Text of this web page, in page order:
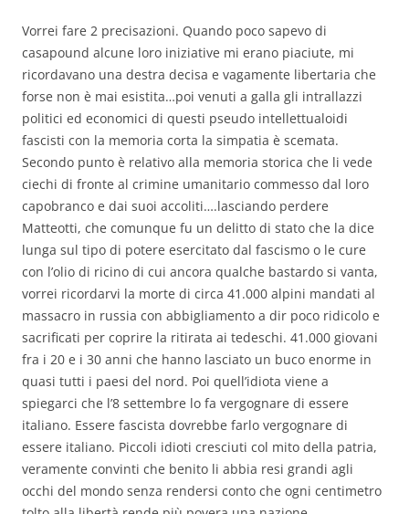
Vorrei fare 2 precisazioni. Quando poco sapevo di
casapound alcune loro iniziative mi erano piaciute, mi
ricordavano una destra decisa e vagamente libertaria che
forse non è mai esistita…poi venuti a galla gli intrallazzi
politici ed economici di questi pseudo intellettualoidi
fascisti con la memoria corta la simpatia è scemata.
Secondo punto è relativo alla memoria storica che li vede
ciechi di fronte al crimine umanitario commesso dal loro
capobranco e dai suoi accoliti….lasciando perdere
Matteotti, che comunque fu un delitto di stato che la dice
lunga sul tipo di potere esercitato dal fascismo o le cure
con l’olio di ricino di cui ancora qualche bastardo si vanta,
vorrei ricordarvi la morte di circa 41.000 alpini mandati al
massacro in russia con abbigliamento a dir poco ridicolo e
sacrificati per coprire la ritirata ai tedeschi. 41.000 giovani
fra i 20 e i 30 anni che hanno lasciato un buco enorme in
quasi tutti i paesi del nord. Poi quell’idiota viene a
spiegarci che l’8 settembre lo fa vergognare di essere
italiano. Essere fascista dovrebbe farlo vergognare di
essere italiano. Piccoli idioti cresciuti col mito della patria,
veramente convinti che benito li abbia resi grandi agli
occhi del mondo senza rendersi conto che ogni centimetro